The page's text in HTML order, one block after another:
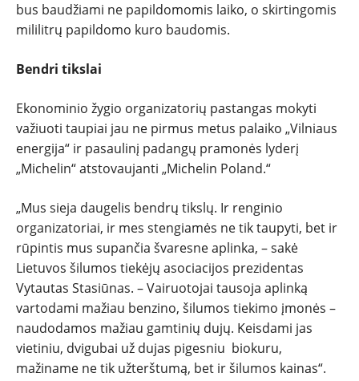
bus baudžiami ne papildomomis laiko, o skirtingomis
mililitrų papildomo kuro baudomis.
Bendri tikslai
Ekonominio žygio organizatorių pastangas mokyti
važiuoti taupiai jau ne pirmus metus palaiko „Vilniaus
energija“ ir pasaulinį padangų pramonės lyderį
„Michelin“ atstovaujanti „Michelin Poland.“
„Mus sieja daugelis bendrų tikslų. Ir renginio
organizatoriai, ir mes stengiamės ne tik taupyti, bet ir
rūpintis mus supančia švaresne aplinka, – sakė
Lietuvos šilumos tiekėjų asociacijos prezidentas
Vytautas Stasiūnas. – Vairuotojai tausoja aplinką
vartodami mažiau benzino, šilumos tiekimo įmonės –
naudodamos mažiau gamtinių dujų. Keisdami jas
vietiniu, dvigubai už dujas pigesniu biokuru,
mažiname ne tik užterštumą, bet ir šilumos kainas“.